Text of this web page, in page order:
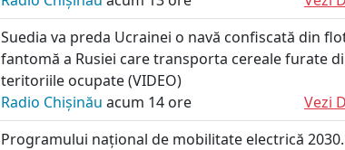
Suedia va preda Ucrainei o navă confiscată din
fantomă a Rusiei care transporta cereale furate
teritoriile ocupate (VIDEO)
Radio Chișinău acum 14 ore
Vezi
Programului național de mobilitate electrică 2030.